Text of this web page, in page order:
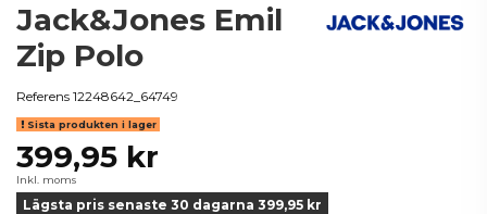
Jack&Jones Emil
Zip Polo
Referens 12248642_64749
Sista produkten i lager
399,95 kr
Inkl. moms
Lägsta pris senaste 30 dagarna 399,95 kr